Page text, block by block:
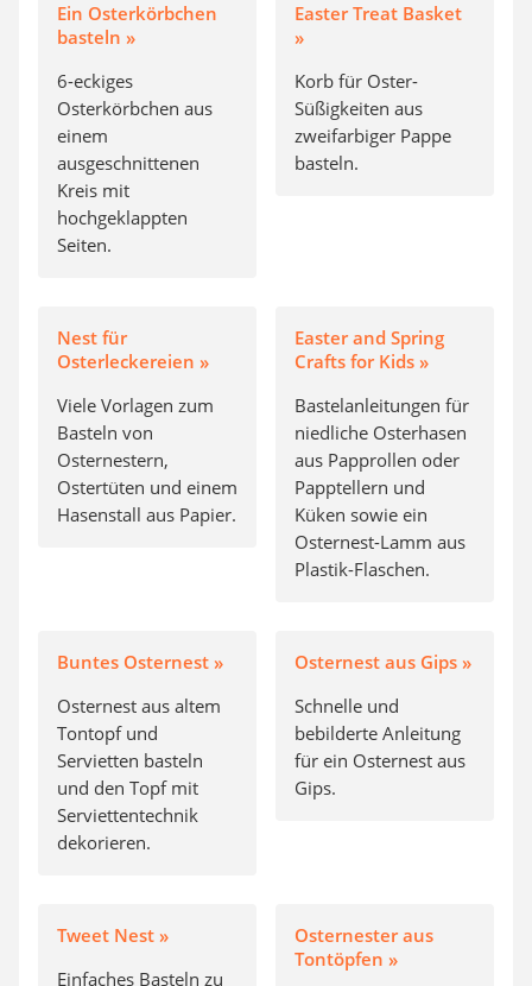
Ein Osterkörbchen
basteln »
6-eckiges
Osterkörbchen aus
einem
ausgeschnittenen
Kreis mit
hochgeklappten
Seiten.
Easter Treat Basket
»
Korb für Oster-
Süßigkeiten aus
zweifarbiger Pappe
basteln.
Nest für
Osterleckereien »
Viele Vorlagen zum
Basteln von
Osternestern,
Ostertüten und einem
Hasenstall aus Papier.
Easter and Spring
Crafts for Kids »
Bastelanleitungen für
niedliche Osterhasen
aus Papprollen oder
Papptellern und
Küken sowie ein
Osternest-Lamm aus
Plastik-Flaschen.
Buntes Osternest »
Osternest aus altem
Tontopf und
Servietten basteln
und den Topf mit
Serviettentechnik
dekorieren.
Osternest aus Gips »
Schnelle und
bebilderte Anleitung
für ein Osternest aus
Gips.
Tweet Nest »
Einfaches Basteln zu
Osternester aus
Tontöpfen »